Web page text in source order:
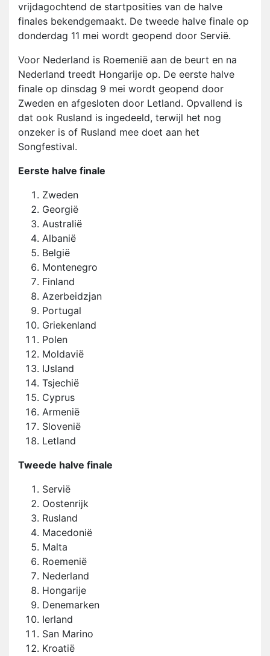
vrijdagochtend de startposities van de halve
finales bekendgemaakt. De tweede halve finale op
donderdag 11 mei wordt geopend door Servië.
Voor Nederland is Roemenië aan de beurt en na
Nederland treedt Hongarije op. De eerste halve
finale op dinsdag 9 mei wordt geopend door
Zweden en afgesloten door Letland. Opvallend is
dat ook Rusland is ingedeeld, terwijl het nog
onzeker is of Rusland mee doet aan het
Songfestival.
Eerste halve finale
Zweden
Georgië
Australië
Albanië
België
Montenegro
Finland
Azerbeidzjan
Portugal
Griekenland
Polen
Moldavië
IJsland
Tsjechië
Cyprus
Armenië
Slovenië
Letland
Tweede halve finale
Servië
Oostenrijk
Rusland
Macedonië
Malta
Roemenië
Nederland
Hongarije
Denemarken
Ierland
San Marino
Kroatië